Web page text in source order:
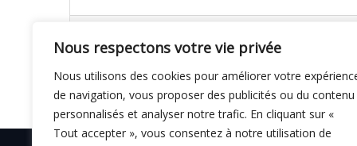
Nous respectons votre vie privée
Nous utilisons des cookies pour améliorer votre
de navigation, vous proposer des publicités ou du contenu
personnalisés et analyser notre trafic. En cliquant sur «
Tout accepter », vous consentez à notre utilisation de
Enregistrer